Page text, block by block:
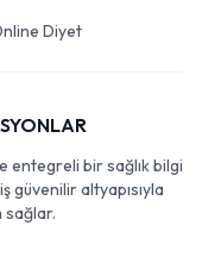
Diyet
entegreli bir sağlık bilgi
güvenilir altyapısıyla
sağlar.